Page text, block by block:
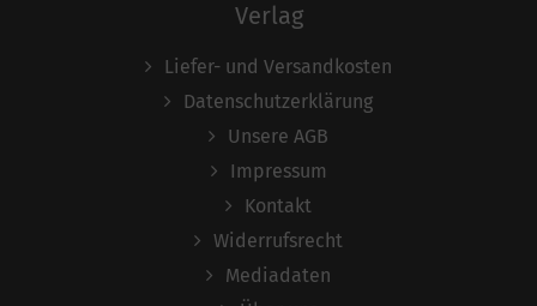
Verlag
Liefer- und Versandkosten
Datenschutzerklärung
Unsere AGB
Impressum
Kontakt
Widerrufsrecht
Mediadaten